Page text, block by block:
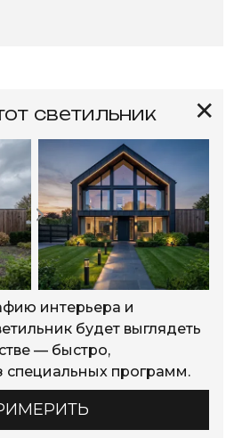
✕
светильник
интерьера и
будет выглядеть
— быстро,
специальных программ.